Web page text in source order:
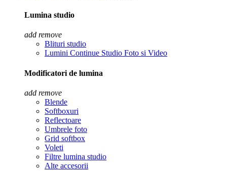
Lumina studio
add remove
Blituri studio
Lumini Continue Studio Foto si Video
Modificatori de lumina
add remove
Blende
Softboxuri
Reflectoare
Umbrele foto
Grid softbox
Voleti
Filtre lumina studio
Alte accesorii